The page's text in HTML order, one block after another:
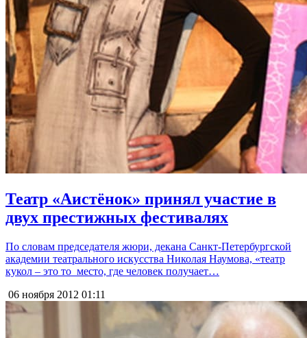
Театр «Аистёнок» принял участие в
двух престижных фестивалях
По словам председателя жюри, декана Санкт-Петербургской
академии театрального искусства Николая Наумова, «театр
кукол – это то место, где человек получает…
06 ноября 2012 01:11